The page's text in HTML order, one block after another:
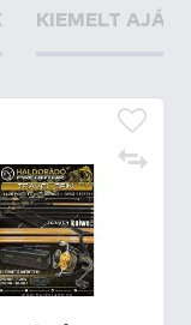
KIEMELT